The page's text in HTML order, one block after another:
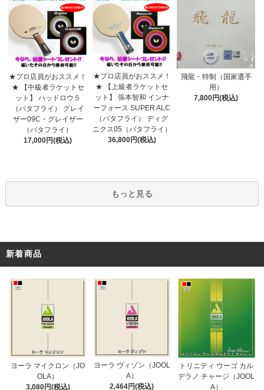
★プロ店員がおススメ！
★ 【中級者ラケットセ
ット】 ハッドロウ５
（バタフライ） グレイ
ザー09C・グレイザー
（バタフライ）
17,000円(税込)
★プロ店員がおススメ！
★ 【上級者ラケットセ
ット】 張本智和 インナ
ーフォース SUPER ALC
（バタフライ） ディグ
ニクス05（バタフライ）
36,800円(税込)
飛龍・特制（国家選手
用）
7,800円(税込)
もっと見る
新着商品
ヨーラ マイクロン（JO
OLA）
3,080円(税込)
ヨーラ ヴィゾン（JOOL
A）
2,464円(税込)
トリニティ ウーゴ カル
デラノ チャージ（JOOL
A）